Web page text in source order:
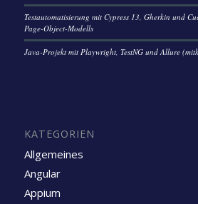
Testautomatisierung mit Cypress 13, Gherkin und
Page-Object-Modells
Java-Projekt mit Playwright, TestNG und Allure
KATEGORIEN
Allgemeines
Angular
Appium